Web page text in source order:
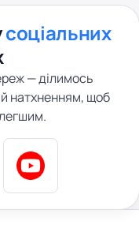
соціальних
— ділимось
натхненням, щоб